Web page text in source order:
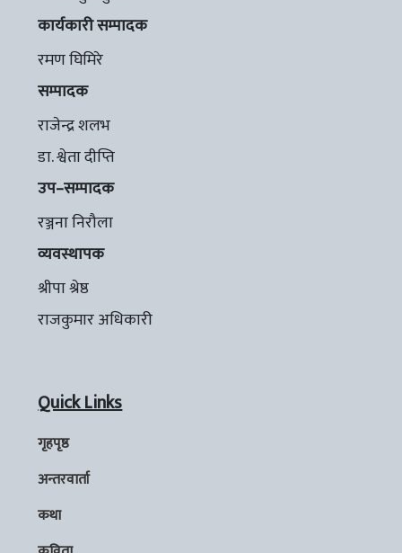
कार्यकारी सम्पादक
रमण घिमिरे
सम्पादक
राजेन्द्र शलभ
डा. श्वेता दीप्ति
उप–सम्पादक
रञ्जना निरौला
व्यवस्थापक
श्रीपा श्रेष्ठ
राजकुमार अधिकारी
Quick Links
गृहपृष्ठ
अन्तरवार्ता
कथा